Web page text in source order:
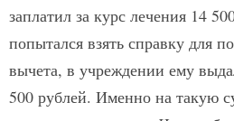
заплатил за курс лечения 14
попытался взять справку для
вычета, в учреждении ему
500 рублей. Именно на такую